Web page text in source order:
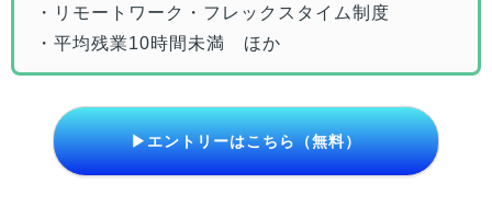
・リモートワーク・フレックスタイム制度
・平均残業10時間未満 ほか
▶エントリーはこちら（無料）